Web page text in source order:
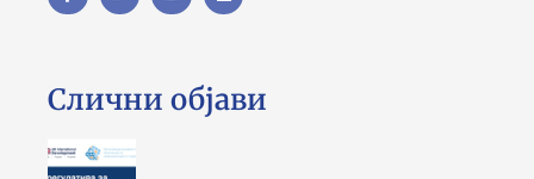
Слични објави